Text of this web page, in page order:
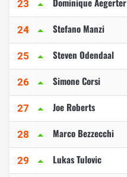
23
24 Stefano Manzi
25 Steven Odendaal
26 Simone Corsi
27 Joe Roberts
28 Marco Bezzecchi
29 Lukas Tulovic